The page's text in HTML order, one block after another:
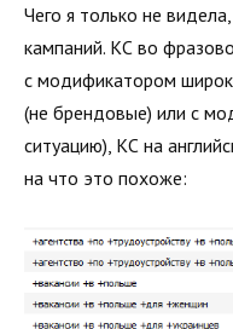
Чего я только не
кампаний. КС во
с модификатором
(не брендовые) или с
ситуацию), КС на
на что это похоже: